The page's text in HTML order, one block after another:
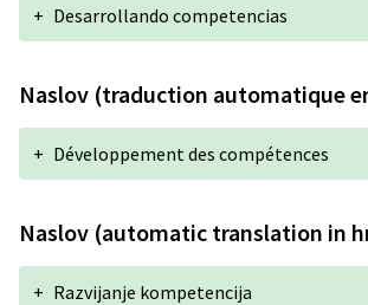
+ Desarrollando competencias
Naslov (traduction automatique
+ Développement des compétences
Naslov (automatic translation in
+ Razvijanje kompetencija